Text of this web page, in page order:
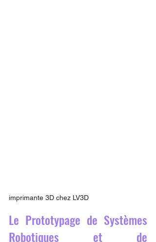
imprimante 3D chez LV3D
Le Prototypage de Systèmes
Robotiques et de